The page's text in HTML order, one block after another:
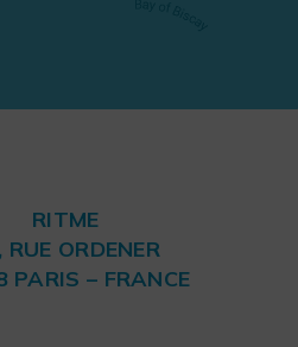
RITME
RUE ORDENER
PARIS – FRANCE